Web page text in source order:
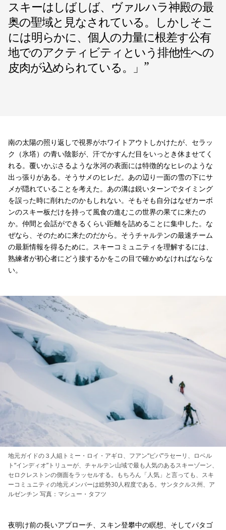
スキーはしばしば、ヴァルハラ神殿の最
奥の聖域と見なされている。しかしそこ
には明らかに、個人の力量に根差す公有
地でのアクティビティという排他性への
皮肉が込められている。」 ”
南の太陽の照り返しで視界がホワイトアウトしかけたが、セラッ
ク（氷塔）の青い陰影が、汗でかすんだ目をいっとき休ませてく
れる。覆いかぶさるような氷河の表面には特徴的なヒレのような
出っ張りがある。そうサメのヒレだ。あの辺り一面の雪の下にサ
メが隠れていることを考えた。あの溝は鋭いターンでタイミング
を誤った時に削れたのかもしれない。そもそも自分はなぜカーボ
ンのスキー板だけを持って風食の進むこの世界の果てに来たの
か。仲間と会話ができるくらい距離を詰めることに集中した。な
ぜなら、そのために来たのだから。そうチャルテンの最速チーム
の最新情報を得るために。スキーコミュニティを理解するには、
熟練者が初心者にどう接するかをこの目で確かめなければならな
い。
地元ガイドの３人組トミー・ロイ・アギロ、フアン“ピパ”ラセーリ、ロベル
ト“インディオ”トリューが、チャルテン山域で最も人気のあるスキーゾーン、
セロクレストンの側面をラッセルする。もちろん「人気」と言っても、スキ
ーコミュニティの地元メンバーは総勢30人程度である。サンタクルス州、ア
ルゼンチン 写真：マシュー・タフツ
夜明け前の長いアプローチ、スキン登攀中の瞑想、そしてパタゴ